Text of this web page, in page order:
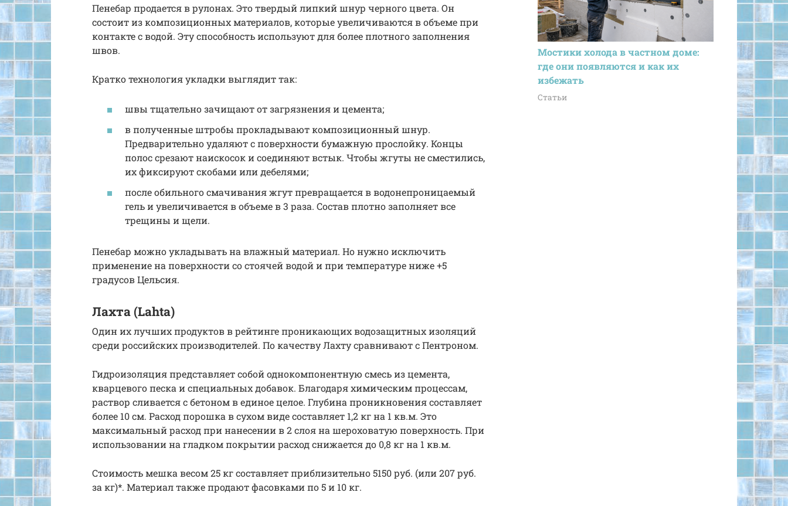
Пенебар продается в рулонах. Это твердый липкий шнур черного цвета. Он
состоит из композиционных материалов, которые увеличиваются в объеме при
контакте с водой. Эту способность используют для более плотного заполнения
швов.
Кратко технология укладки выглядит так:
швы тщательно зачищают от загрязнения и цемента;
в полученные штробы прокладывают композиционный шнур.
Предварительно удаляют с поверхности бумажную прослойку. Концы
полос срезают наискосок и соединяют встык. Чтобы жгуты не сместились,
их фиксируют скобами или дебелями;
после обильного смачивания жгут превращается в водонепроницаемый
гель и увеличивается в объеме в 3 раза. Состав плотно заполняет все
трещины и щели.
Пенебар можно укладывать на влажный материал. Но нужно исключить
применение на поверхности со стоячей водой и при температуре ниже +5
градусов Цельсия.
Лахта (Lahta)
Один их лучших продуктов в рейтинге проникающих водозащитных изоляций
среди российских производителей. По качеству Лахту сравнивают с Пентроном.
Гидроизоляция представляет собой однокомпонентную смесь из цемента,
кварцевого песка и специальных добавок. Благодаря химическим процессам,
раствор сливается с бетоном в единое целое. Глубина проникновения составляет
более 10 см. Расход порошка в сухом виде составляет 1,2 кг на 1 кв.м. Это
максимальный расход при нанесении в 2 слоя на шероховатую поверхность. При
использовании на гладком покрытии расход снижается до 0,8 кг на 1 кв.м.
Стоимость мешка весом 25 кг составляет приблизительно 5150 руб. (или 207 руб.
за кг)*. Материал также продают фасовками по 5 и 10 кг.
Мостики холода в частном доме:
где они появляются и как их
избежать
Статьи